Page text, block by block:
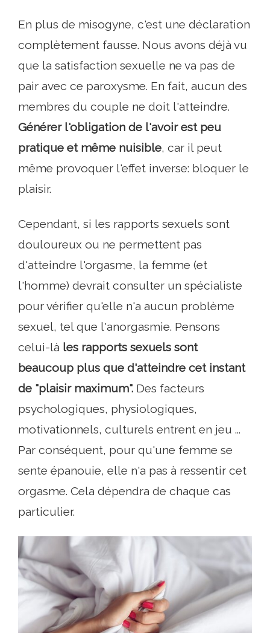
En plus de misogyne, c'est une déclaration
complètement fausse. Nous avons déjà vu
que la satisfaction sexuelle ne va pas de
pair avec ce paroxysme. En fait, aucun des
membres du couple ne doit l'atteindre.
Générer l'obligation de l'avoir est peu
pratique et même nuisible, car il peut
même provoquer l'effet inverse: bloquer le
plaisir.
Cependant, si les rapports sexuels sont
douloureux ou ne permettent pas
d'atteindre l'orgasme, la femme (et
l'homme) devrait consulter un spécialiste
pour vérifier qu'elle n'a aucun problème
sexuel, tel que l'anorgasmie. Pensons
celui-là les rapports sexuels sont
beaucoup plus que d'atteindre cet instant
de "plaisir maximum". Des facteurs
psychologiques, physiologiques,
motivationnels, culturels entrent en jeu ...
Par conséquent, pour qu'une femme se
sente épanouie, elle n'a pas à ressentir cet
orgasme. Cela dépendra de chaque cas
particulier.